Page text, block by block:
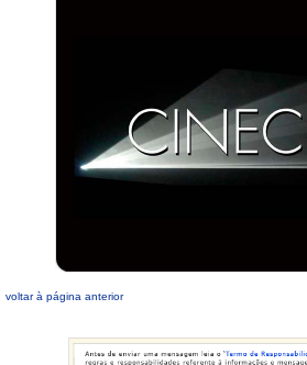
voltar à página anterior